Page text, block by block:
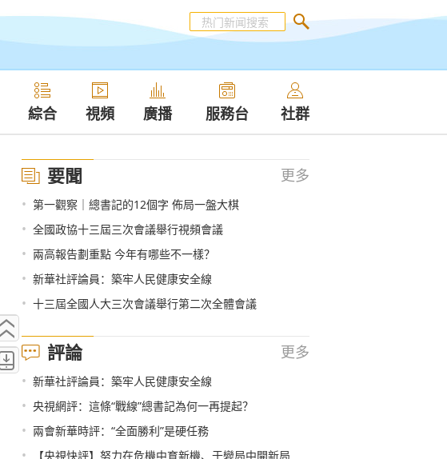
綜合 視頻 廣播 服務台 社群
要聞 更多
• 第一觀察｜總書記的12個字 佈局一盤大棋
• 全國政協十三屆三次會議舉行視頻會議
• 兩高報告劃重點 今年有哪些不一樣？
• 新華社評論員：築牢人民健康安全線
• 十三屆全國人大三次會議舉行第二次全體會議
評論 更多
• 新華社評論員：築牢人民健康安全線
• 央視網評：這條“戰線”總書記為何一再提起？
• 兩會新華時評：“全面勝利”是硬任務
• 【央視快評】努力在危機中育新機、于變局中開新局